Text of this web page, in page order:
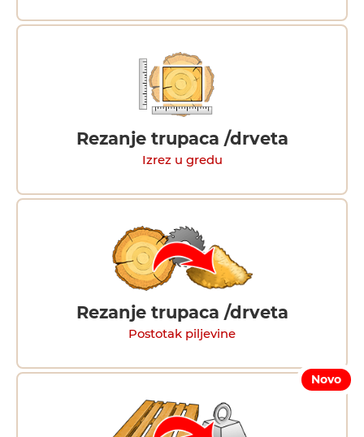
Rezanje trupaca /drveta
Izrez u gredu
Rezanje trupaca /drveta
Postotak piljevine
Novo